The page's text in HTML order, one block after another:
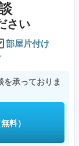
さい
部屋片付け
を承っておりま
料）